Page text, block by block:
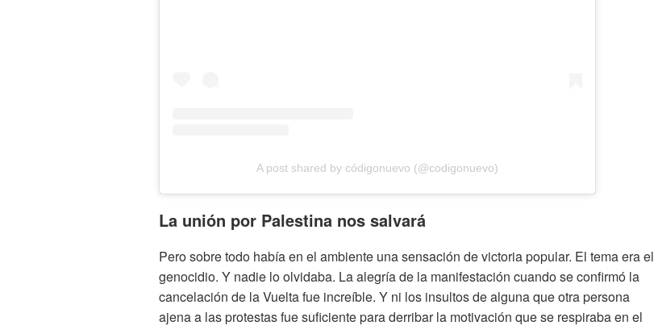
A post shared by códigonuevo (@codigonuevo)
La unión por Palestina nos salvará
Pero sobre todo había en el ambiente una sensación de victoria popular. El tema era el
genocidio. Y nadie lo olvidaba. La alegría de la manifestación cuando se confirmó la
cancelación de la Vuelta fue increíble. Y ni los insultos de alguna que otra persona
ajena a las protestas fue suficiente para derribar la motivación que se respiraba en el